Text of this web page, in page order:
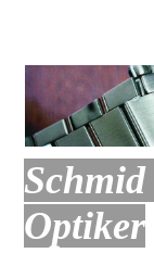
Optiker